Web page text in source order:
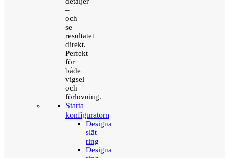
–
och
se
resultatet
direkt.
Perfekt
för
både
vigsel
och
förlovning.
Starta
konfiguratorn
Designa
slät
ring
Designa